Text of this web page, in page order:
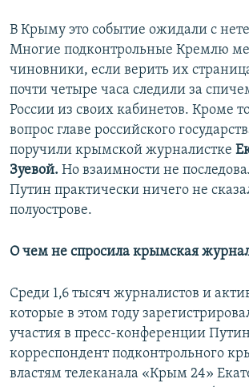
В Крыму это событие ожидали с
Многие подконтрольные Кремлю
чиновники, если верить их
почти четыре часа следили за
России из своих кабинетов. Кроме
вопрос главе российского
поручили крымской журналистке
Зуевой. Но взаимности не
Путин практически ничего не
полуострове.
О чем не спросила крымская
Среди 1,6 тысяч журналистов и
которые в этом году
участия в пресс-конференции
корреспондент подконтрольного
властям телеканала «Крым 24»